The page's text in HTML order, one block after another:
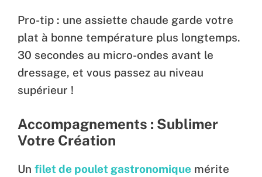
Pro-tip : une assiette chaude garde votre
plat à bonne température plus longtemps.
30 secondes au micro-ondes avant le
dressage, et vous passez au niveau
supérieur !
Accompagnements : Sublimer
Votre Création
Un filet de poulet gastronomique mérite